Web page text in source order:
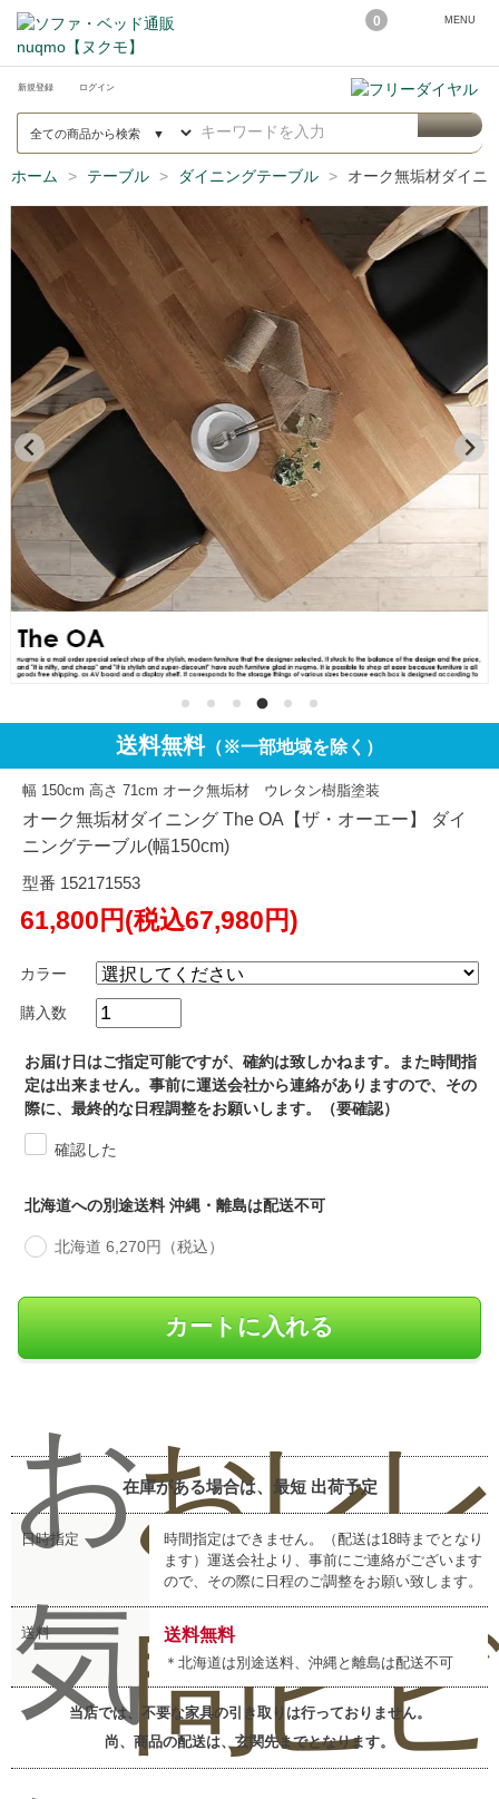
0 MENU
新規登録 ログイン
ホーム テーブル ダイニングテーブル オーク無垢材ダイニ
送料無料（※一部地域を除く）
幅 150cm 高さ 71cm オーク無垢材 ウレタン樹脂塗装
オーク無垢材ダイニング The OA【ザ・オーエー】 ダイ
ニングテーブル(幅150cm)
型番 152171553
61,800円(税込67,980円)
カラー
購入数
お届け日はご指定可能ですが、確約は致しかねます。また時間指
定は出来ません。事前に運送会社から連絡がありますので、その
際に、最終的な日程調整をお願いします。（要確認）
確認した
北海道への別途送料 沖縄・離島は配送不可
北海道 6,270円（税込）
お
気
お
問
レ
ビ
在庫がある場合は、最短 出荷予定
日時指定
時間指定はできません。（配送は18時までとなり
ます）運送会社より、事前にご連絡がございます
ので、その際に日程のご調整をお願い致します。
送料 送料無料
＊北海道は別途送料、沖縄と離島は配送不可
当店では、不要な家具の引き取りは行っておりません。
尚、商品の配送は、玄関先までとなります。